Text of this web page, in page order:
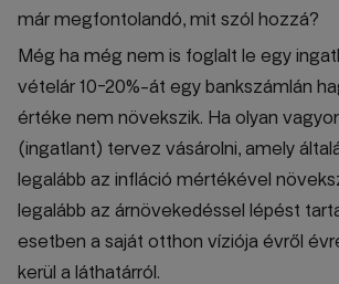
már megfontolandó, mit szól hozzá?
Még ha még nem is foglalt le egy
vételár 10-20%-át egy bankszámlán
értéke nem növekszik. Ha olyan
(ingatlant) tervez vásárolni, amely
legalább az infláció mértékével
legalább az árnövekedéssel lépést
esetben a saját otthon víziója évről
kerül a láthatárról.